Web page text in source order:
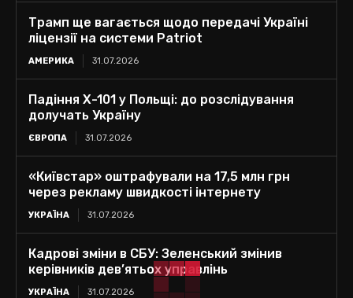
Трамп ще вагається щодо передачі Україні
ліцензії на системи Patriot
АМЕРИКА 31.07.2026
Падіння Х-101 у Польщі: до розслідування
долучать Україну
ЄВРОПА 31.07.2026
«Київстар» оштрафували на 17,5 млн грн
через рекламу швидкості інтернету
УКРАЇНА 31.07.2026
Кадрові зміни в СБУ: Зеленський змінив
керівників дев’ятьох управлінь
УКРАЇНА 31.07.2026